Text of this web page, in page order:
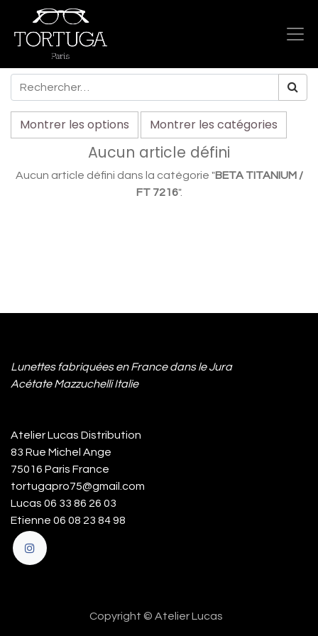
Montrer les options Montrer les catégories
Aucun article défini
Aucun article défini dans la catégorie "BETA TITANIUM /
FT 7216".
Lunettes fabriquées en France dans le Jura
Acétate Mazzuchelli Italie
Atelier Lucas Distribution
83 Rue Michel Ange
75016 Paris France
tortugapro75@gmail.com
Lucas 06 33 86 26 03
Etienne 06 08 23 84 98
Copyright © Atelier Lucas